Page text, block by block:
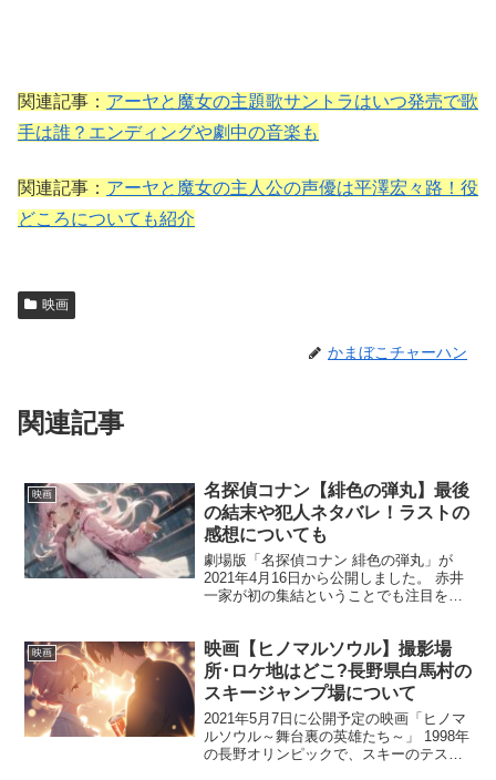
関連記事： アーヤと魔女の主題歌サントラはいつ発売で歌
手は誰？エンディングや劇中の音楽も
関連記事： アーヤと魔女の主人公の声優は平澤宏々路！役
どころについても紹介
映画
かまぼこチャーハン
関連記事
映画
名探偵コナン【緋色の弾丸】最後
の結末や犯人ネタバレ！ラストの
感想についても
劇場版「名探偵コナン 緋色の弾丸」が
2021年4月16日から公開しました。 赤井
一家が初の集結ということでも注目を集
いきます。 では、簡単なあらすじも交え
て伝えていき...
映画
映画【ヒノマルソウル】撮影場
所･ロケ地はどこ?長野県白馬村の
スキージャンプ場について
2021年5月7日に公開予定の映画「ヒノマ
ルソウル～舞台裏の英雄たち～」 1998年
の長野オリンピックで、スキーのテスト